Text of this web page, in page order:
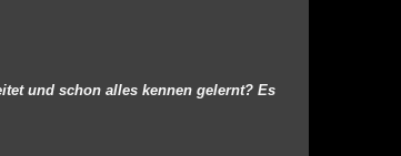
und schon alles kennen gelernt? Es